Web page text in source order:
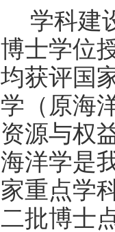
学科建
博士学位
均获评国
学（原海
资源与权
海洋学是
家重点学
二批博士